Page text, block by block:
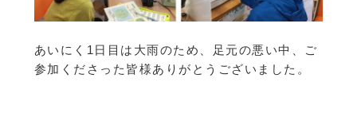
あいにく1日目は大雨のため、足元の悪い中、ご
参加くださった皆様ありがとうございました。